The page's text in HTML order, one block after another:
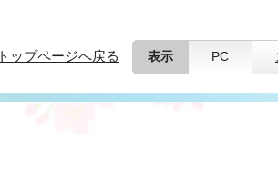
トップページへ戻る 表示 PC